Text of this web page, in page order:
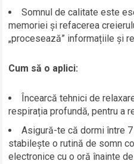
Somnul de calitate este
memoriei și refacerea
„procesează” informațiile și
Cum să o aplici:
Încearcă tehnici de
respirația profundă, pentru a
Asigură-te că dormi între
stabilește o rutină de somn
electronice cu o oră înainte